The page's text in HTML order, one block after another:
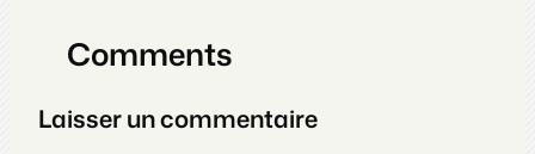
Comments
Laisser un commentaire